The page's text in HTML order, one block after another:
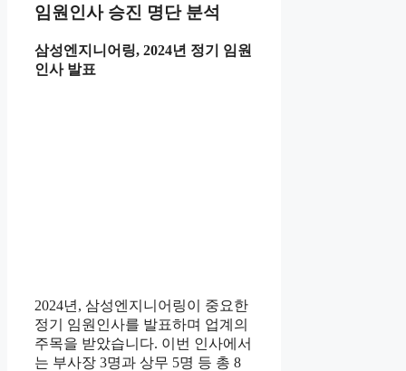
임원인사 승진 명단 분석
삼성엔지니어링, 2024년 정기 임원
인사 발표
2024년, 삼성엔지니어링이 중요한
정기 임원인사를 발표하며 업계의
주목을 받았습니다. 이번 인사에서
는 부사장 3명과 상무 5명 등 총 8